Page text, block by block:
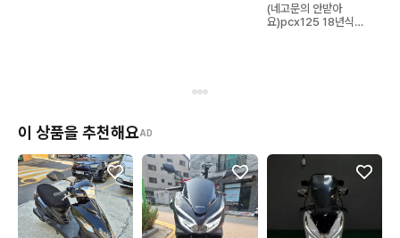
(네고문의 안받아
요)pcx125 18년식
이 상품을 추천해요AD